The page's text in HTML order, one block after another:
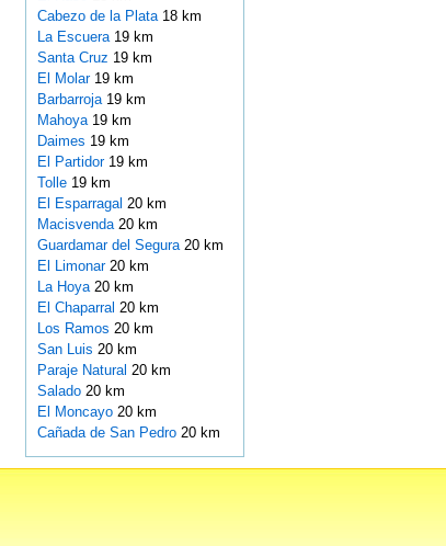
Cabezo de la Plata 18 km
La Escuera 19 km
Santa Cruz 19 km
El Molar 19 km
Barbarroja 19 km
Mahoya 19 km
Daimes 19 km
El Partidor 19 km
Tolle 19 km
El Esparragal 20 km
Macisvenda 20 km
Guardamar del Segura 20 km
El Limonar 20 km
La Hoya 20 km
El Chaparral 20 km
Los Ramos 20 km
San Luis 20 km
Paraje Natural 20 km
Salado 20 km
El Moncayo 20 km
Cañada de San Pedro 20 km